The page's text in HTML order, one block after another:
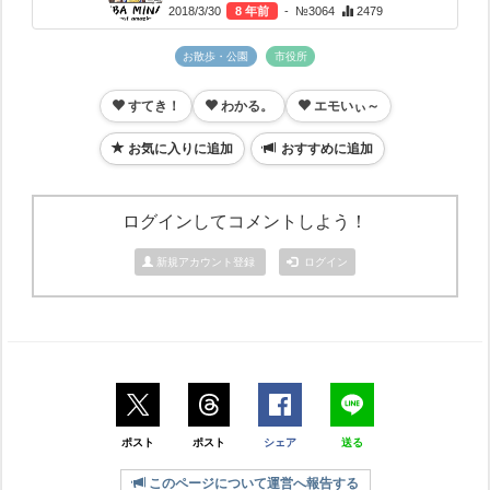
2018/3/30 8 年前 - №3064 2479
お散歩・公園 市役所
すてき！ わかる。 エモいぃ～
お気に入りに追加 おすすめに追加
ログインしてコメントしよう！
新規アカウント登録 ログイン
ポスト ポスト シェア 送る
このページについて運営へ報告する